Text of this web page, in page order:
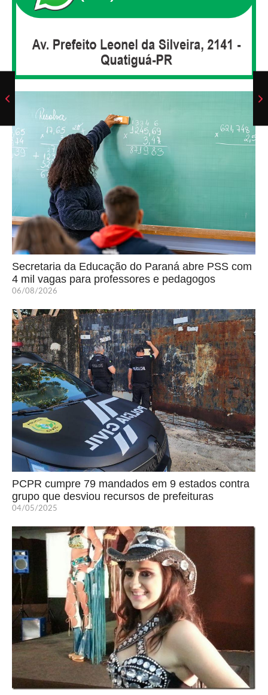
Secretaria da Educação do Paraná abre PSS com
4 mil vagas para professores e pedagogos
06/08/2026
PCPR cumpre 79 mandados em 9 estados contra
grupo que desviou recursos de prefeituras
04/05/2025